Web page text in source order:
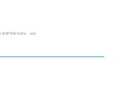
KÓRUSOK NAPJA – 2025